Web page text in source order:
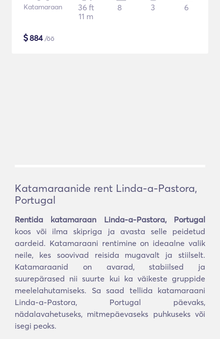
Katamaraan
36 ft
11 m
8 3 6
$884/öö
Katamaraanide rent Linda-a-Pastora,
Portugal
Rentida katamaraan Linda-a-Pastora, Portugal
koos või ilma skipriga ja avasta selle peidetud
aardeid. Katamaraani rentimine on ideaalne valik
neile, kes soovivad reisida mugavalt ja stiilselt.
Katamaraanid on avarad, stabiilsed ja
suurepärased nii suurte kui ka väikeste gruppide
meelelahutamiseks. Sa saad tellida katamaraani
Linda-a-Pastora, Portugal päevaks,
nädalavahetuseks, mitmepäevaseks puhkuseks või
isegi peoks.